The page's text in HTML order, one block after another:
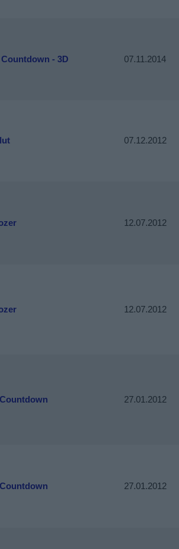
- 3D 07.11.2014
07.12.2012
12.07.2012
12.07.2012
27.01.2012
27.01.2012